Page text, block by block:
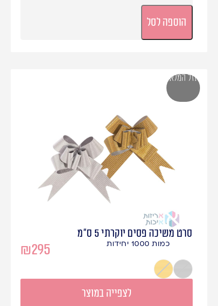
הוספה לסל
סרט משיכה פסים יוקרתי 5 ס"מ
₪295 כמות 1000 יחידות
כסף פסיםזהב פסים
לצפייה במוצר
אזל המלאי